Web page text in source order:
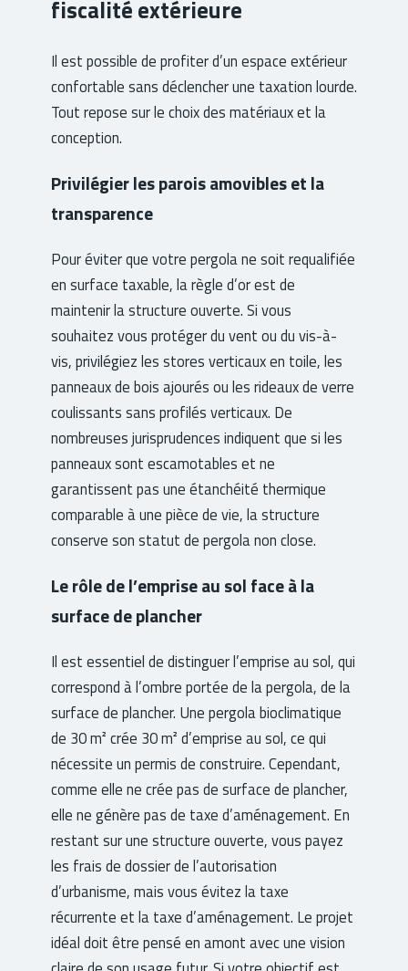
fiscalité extérieure
Il est possible de profiter d’un espace extérieur
confortable sans déclencher une taxation lourde.
Tout repose sur le choix des matériaux et la
conception.
Privilégier les parois amovibles et la
transparence
Pour éviter que votre pergola ne soit requalifiée
en surface taxable, la règle d’or est de
maintenir la structure ouverte. Si vous
souhaitez vous protéger du vent ou du vis-à-
vis, privilégiez les stores verticaux en toile, les
panneaux de bois ajourés ou les rideaux de verre
coulissants sans profilés verticaux. De
nombreuses jurisprudences indiquent que si les
panneaux sont escamotables et ne
garantissent pas une étanchéité thermique
comparable à une pièce de vie, la structure
conserve son statut de pergola non close.
Le rôle de l’emprise au sol face à la
surface de plancher
Il est essentiel de distinguer l’emprise au sol, qui
correspond à l’ombre portée de la pergola, de la
surface de plancher. Une pergola bioclimatique
de 30 m² crée 30 m² d’emprise au sol, ce qui
nécessite un permis de construire. Cependant,
comme elle ne crée pas de surface de plancher,
elle ne génère pas de taxe d’aménagement. En
restant sur une structure ouverte, vous payez
les frais de dossier de l’autorisation
d’urbanisme, mais vous évitez la taxe
récurrente et la taxe d’aménagement. Le projet
idéal doit être pensé en amont avec une vision